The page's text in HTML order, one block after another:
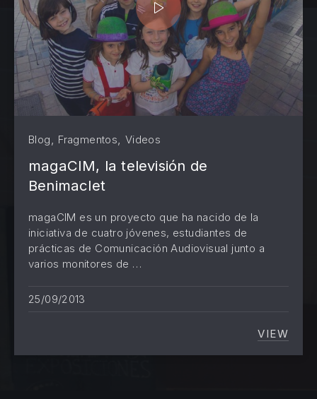
Blog Fragmentos Videos
magaCIM, la televisión de
Benimaclet
magaCIM es un proyecto que ha nacido de la
iniciativa de cuatro jóvenes, estudiantes de
prácticas de Comunicación Audiovisual junto a
varios monitores de …
25/09/2013
VIEW